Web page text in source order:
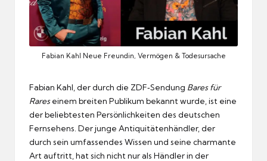
Fabian Kahl Neue Freundin, Vermögen & Todesursache
Fabian Kahl, der durch die ZDF‑Sendung Bares für
Rareseinem breiten Publikum bekannt wurde, ist eine
der beliebtesten Persönlichkeiten des deutschen
Fernsehens. Der junge Antiquitätenhändler, der
durch sein umfassendes Wissen und seine charmante
Art auftritt, hat sich nicht nur als Händler in der